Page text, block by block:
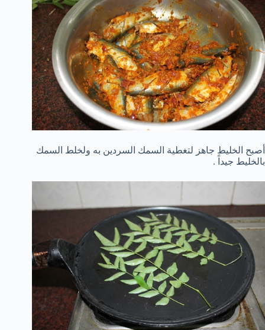
أصبح الخليط جاهز لتغطية السمك السردين به ولخلط السمك
بالخليط جيداً .